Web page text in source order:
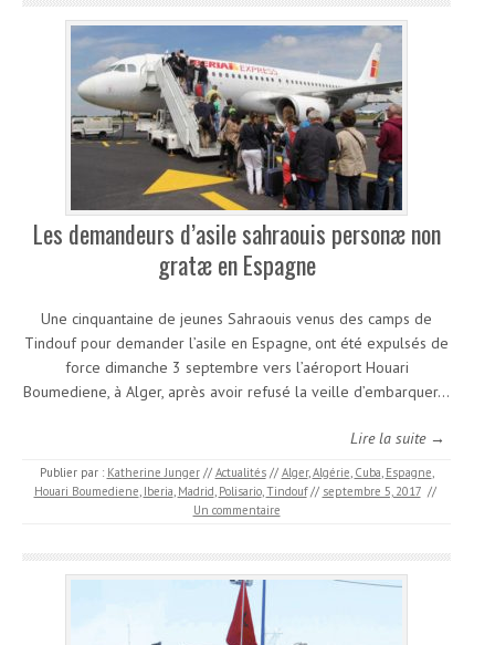
Les demandeurs d’asile sahraouis personæ non
gratæ en Espagne
Une cinquantaine de jeunes Sahraouis venus des camps de
Tindouf pour demander l’asile en Espagne, ont été expulsés de
force dimanche 3 septembre vers l’aéroport Houari
Boumediene, à Alger, après avoir refusé la veille d’embarquer…
Lire la suite →
Publier par : Katherine Junger // Actualités // Alger,Algérie, Cuba, Espagne,
Houari Boumediene, Iberia, Madrid, Polisario,Tindouf // septembre 5, 2017 //
Un commentaire